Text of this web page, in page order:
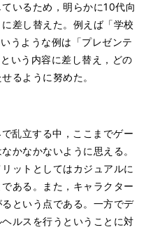
いるため，明らかに10代向
差し替えた。例えば「学校
うような例は「プレゼンテ
いう内容に差し替え，どの
るように努めた。
乱立する中，ここまでゲー
かなかないように思える。
ットとしてはカジュアルに
ある。また，キャラクター
という点である。一方でデ
ルスを行うということに対